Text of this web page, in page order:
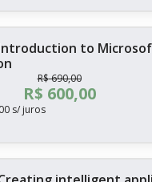
Introduction to
R$ 600,00
R$690,00
s/ juros